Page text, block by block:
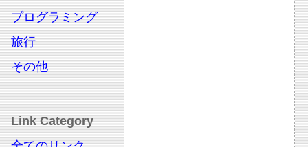
プログラミング
旅行
その他
Link Category